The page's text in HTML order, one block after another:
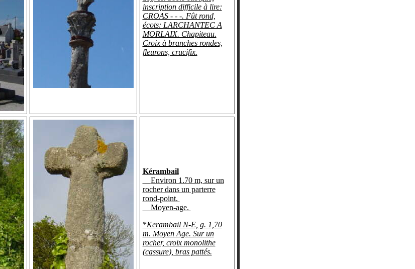
inscription difficile à lire:
CROAS - - -. Fût rond,
écots: LARCHANTEC A
MORLAIX. Chapiteau.
Croix à branches rondes,
fleurons, crucifix.
Kérambail
Environ 1.70 m, sur un
rocher dans un parterre
rond-point.
Moyen-age.
*Kerambail N-E, g. 1,70
m. Moyen Age. Sur un
rocher, croix monolithe
(cassure), bras pattés.